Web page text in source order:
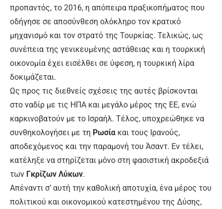
προπαντός, το 2016, η απόπειρα πραξικοπήματος που
οδήγησε σε αποσύνθεση ολόκληρο τον κρατικό
μηχανισμό και τον στρατό της Τουρκίας. Τελικώς, ως
συνέπεια της γενικευμένης αστάθειας και η τουρκική
οικονομία έχει εισέλθει σε ύφεση, η τουρκική λίρα
δοκιμάζεται.
Ως προς τις διεθνείς σχέσεις της αυτές βρίσκονται
στο ναδίρ με τις ΗΠΑ και μεγάλο μέρος της ΕΕ, ενώ
καρκινοβατούν με το Ισραήλ. Τέλος, υποχρεώθηκε να
συνθηκολογήσει με τη Ρωσία και τους Ιρανούς,
αποδεχόμενος και την παραμονή του Άσαντ. Εν τέλει,
κατέληξε να στηρίζεται μόνο στη φασιστική ακροδεξιά
των Γκρίζων Λύκων.
Απέναντι σ’ αυτή την καθολική αποτυχία, ένα μέρος του
πολιτικού και οικονομικού κατεστημένου της Δύσης,